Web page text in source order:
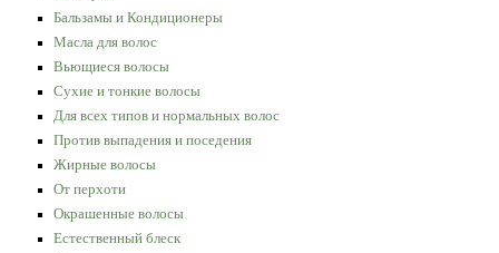
Бальзамы и Кондиционеры
Масла для волос
Вьющиеся волосы
Сухие и тонкие волосы
Для всех типов и нормальных волос
Против выпадения и поседения
Жирные волосы
От перхоти
Окрашенные волосы
Естественный блеск